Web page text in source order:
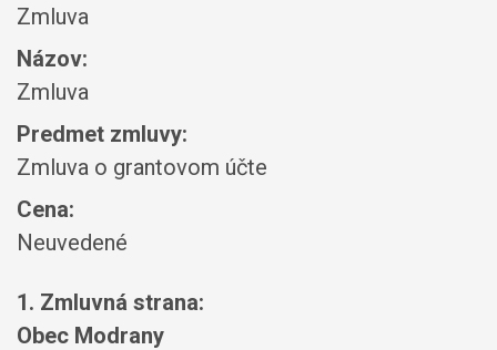
Zmluva
Názov:
Zmluva
Predmet zmluvy:
Zmluva o grantovom účte
Cena:
Neuvedené
1. Zmluvná strana:
Obec Modrany